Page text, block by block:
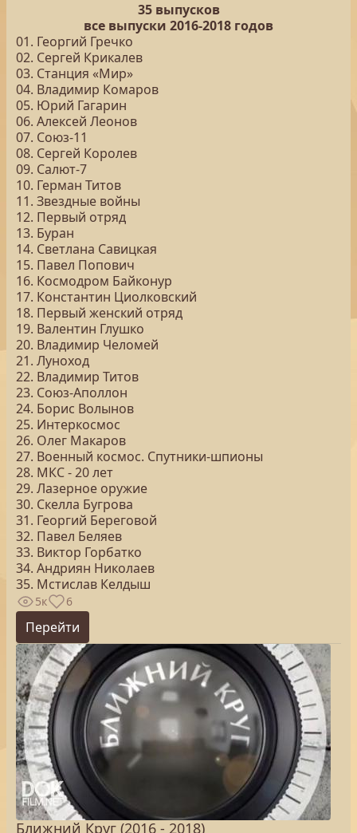
35 выпусков
все выпуски 2016-2018 годов
01. Георгий Гречко
02. Сергей Крикалев
03. Станция «Мир»
04. Владимир Комаров
05. Юрий Гагарин
06. Алексей Леонов
07. Союз-11
08. Сергей Королев
09. Салют-7
10. Герман Титов
11. Звездные войны
12. Первый отряд
13. Буран
14. Светлана Савицкая
15. Павел Попович
16. Космодром Байконур
17. Константин Циолковский
18. Первый женский отряд
19. Валентин Глушко
20. Владимир Челомей
21. Луноход
22. Владимир Титов
23. Союз-Аполлон
24. Борис Волынов
25. Интеркосмос
26. Олег Макаров
27. Военный космос. Спутники-шпионы
28. МКС - 20 лет
29. Лазерное оружие
30. Скелла Бугрова
31. Георгий Береговой
32. Павел Беляев
33. Виктор Горбатко
34. Андриян Николаев
35. Мстислав Келдыш
5к 6
Перейти
Ближний Круг (2016 - 2018)